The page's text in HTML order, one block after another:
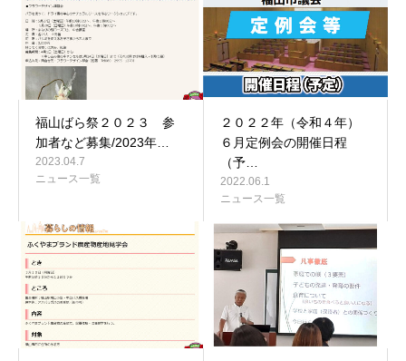
福山ばら祭２０２３ 参
加者など募集/2023年…
2023.04.7
ニュース一覧
２０２２年（令和４年）
６月定例会の開催日程
（予…
2022.06.1
ニュース一覧